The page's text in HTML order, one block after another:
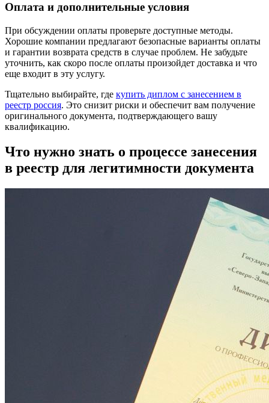
Оплата и дополнительные условия
При обсуждении оплаты проверьте доступные методы.
Хорошие компании предлагают безопасные варианты оплаты
и гарантии возврата средств в случае проблем. Не забудьте
уточнить, как скоро после оплаты произойдет доставка и что
еще входит в эту услугу.
Тщательно выбирайте, где купить диплом с занесением в
реестр россия. Это снизит риски и обеспечит вам получение
оригинального документа, подтверждающего вашу
квалификацию.
Что нужно знать о процессе занесения
в реестр для легитимности документа